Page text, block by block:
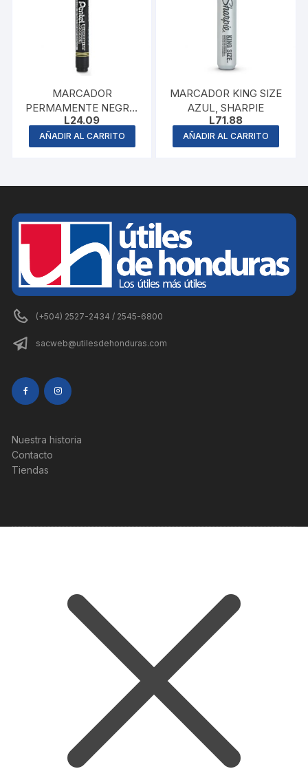
MARCADOR
PERMAMENTE NEGRO,
PENTEL
L24.09
AÑADIR AL CARRITO
MARCADOR KING SIZE
AZUL, SHARPIE
L71.88
AÑADIR AL CARRITO
(+504) 2527-2434 / 2545-6800
sacweb@utilesdehonduras.com
Nuestra historia
Contacto
Tiendas